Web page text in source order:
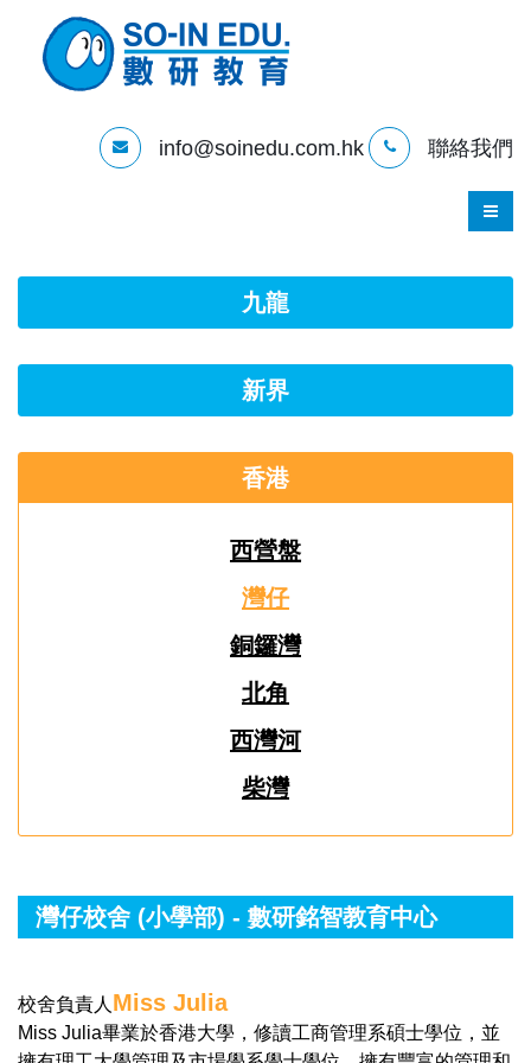
info@soinedu.com.hk 聯絡我們
九龍
新界
香港
西營盤
灣仔
銅鑼灣
北角
西灣河
柴灣
灣仔校舍 (小學部) - 數研銘智教育中心
校舍負責人 Miss Julia
Miss Julia畢業於香港大學，修讀工商管理系碩士學位，並